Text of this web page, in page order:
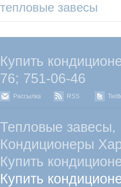
тепловые завесы
Купить
76; 751-06-46
Рассылка RSS
Тепловые
Кондиционеры
Купить
Купить